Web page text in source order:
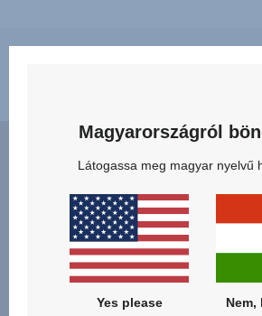
KÖNNYŰ
ÉS
KIOLDÁS,
1/14
Magyarországról
Látogassa meg magyar nyelvű
Yes please Nem,